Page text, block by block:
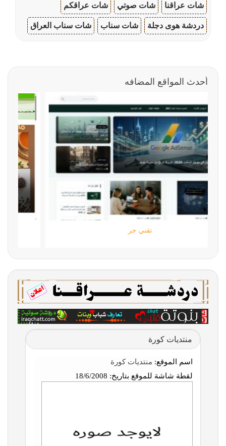
شات عراقنا شات صوتي شات عراقكم
دردشة هوى دجلة شات سناب شات سناب العراق
أحدث المواقع المضافه
منتديات كورة
اسم الموقع: منتديات كورة
لقطة شاشة للموقع بتاريخ: